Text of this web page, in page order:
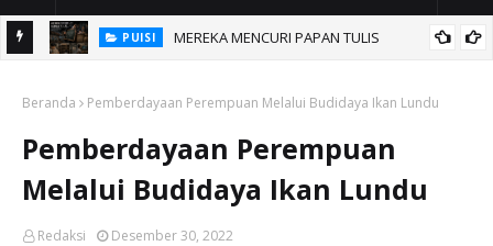
PUISI MEREKA MENCURI PAPAN TULIS
Beranda Pemberdayaan Perempuan Melalui Budidaya Ikan Lundu
Pemberdayaan Perempuan
Melalui Budidaya Ikan Lundu
Redaksi Desember 30, 2022